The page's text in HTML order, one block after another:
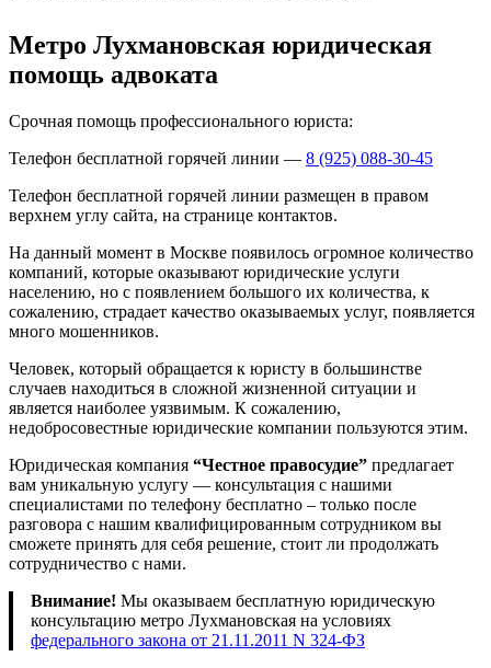
Метро Лухмановская юридическая
помощь адвоката
Срочная помощь профессионального юриста:
Телефон бесплатной горячей линии — 8 (925) 088-30-45
Телефон бесплатной горячей линии размещен в правом
верхнем углу сайта, на странице контактов.
На данный момент в Москве появилось огромное количество
компаний, которые оказывают юридические услуги
населению, но с появлением большого их количества, к
сожалению, страдает качество оказываемых услуг, появляется
много мошенников.
Человек, который обращается к юристу в большинстве
случаев находиться в сложной жизненной ситуации и
является наиболее уязвимым. К сожалению,
недобросовестные юридические компании пользуются этим.
Юридическая компания “Честное правосудие” предлагает
вам уникальную услугу — консультация с нашими
специалистами по телефону бесплатно – только после
разговора с нашим квалифицированным сотрудником вы
сможете принять для себя решение, стоит ли продолжать
сотрудничество с нами.
Внимание! Мы оказываем бесплатную юридическую
консультацию метро Лухмановская на условиях
федерального закона от 21.11.2011 N 324-ФЗ